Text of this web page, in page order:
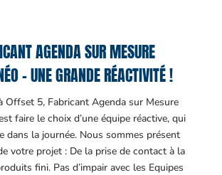
AGENDA SUR MESURE
– UNE GRANDE RÉACTIVITÉ !
Offset 5, Fabricant Agenda sur Mesure
faire le choix d’une équipe réactive, qui
dans la journée. Nous sommes présent
votre projet : De la prise de contact à la
fini. Pas d’impair avec les Equipes